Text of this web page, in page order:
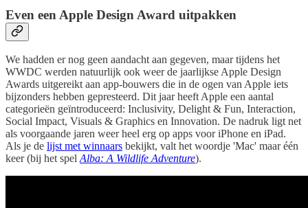
Even een Apple Design Award uitpakken
We hadden er nog geen aandacht aan gegeven, maar tijdens het
WWDC werden natuurlijk ook weer de jaarlijkse Apple Design
Awards uitgereikt aan app-bouwers die in de ogen van Apple iets
bijzonders hebben gepresteerd. Dit jaar heeft Apple een aantal
categorieën geïntroduceerd: Inclusivity, Delight & Fun, Interaction,
Social Impact, Visuals & Graphics en Innovation. De nadruk ligt net
als voorgaande jaren weer heel erg op apps voor iPhone en iPad.
Als je de lijst met winnaars bekijkt, valt het woordje 'Mac' maar één
keer (bij het spelAlba: A Wildlife Adventure).